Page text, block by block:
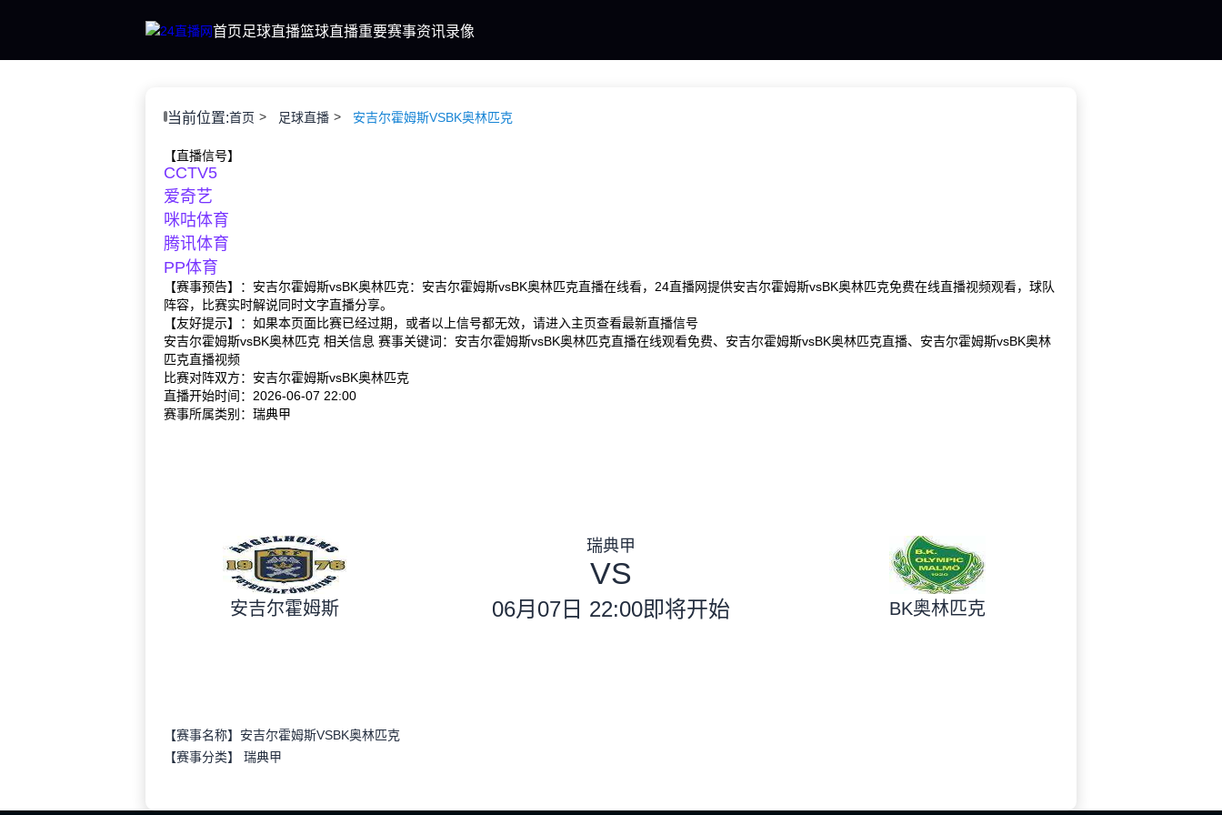
首页足球直播篮球直播重要赛事资讯录像
当前位置:首页 足球直播 安吉尔霍姆斯VSBK奥林匹克
【直播信号】
CCTV5
爱奇艺
咪咕体育
腾讯体育
PP体育
【赛事预告】：安吉尔霍姆斯vsBK奥林匹克：安吉尔霍姆斯vsBK奥林匹克直播在线看，24直播网提供安吉尔霍姆斯vsBK奥林匹克免费在线直播视频观看，球队
阵容，比赛实时解说同时文字直播分享。
【友好提示】：如果本页面比赛已经过期，或者以上信号都无效，请进入主页查看最新直播信号
安吉尔霍姆斯vsBK奥林匹克 相关信息 赛事关键词：安吉尔霍姆斯vsBK奥林匹克直播在线观看免费、安吉尔霍姆斯vsBK奥林匹克直播、安吉尔霍姆斯vsBK奥林
匹克直播视频
比赛对阵双方：安吉尔霍姆斯vsBK奥林匹克
直播开始时间：2026-06-07 22:00
赛事所属类别：瑞典甲
安吉尔霍姆斯
瑞典甲
VS
06月07日 22:00即将开始 BK奥林匹克
【赛事名称】安吉尔霍姆斯VSBK奥林匹克
【赛事分类】 瑞典甲